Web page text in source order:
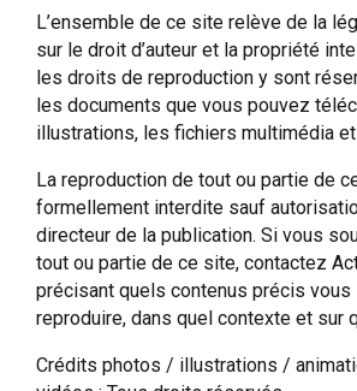
L’ensemble de ce site relève de la
sur le droit d’auteur et la propriété
les droits de reproduction y sont
les documents que vous pouvez
illustrations, les fichiers multimédia
La reproduction de tout ou partie de
formellement interdite sauf
directeur de la publication. Si vous
tout ou partie de ce site, contactez
précisant quels contenus précis vous
reproduire, dans quel contexte et sur
Crédits photos / illustrations /